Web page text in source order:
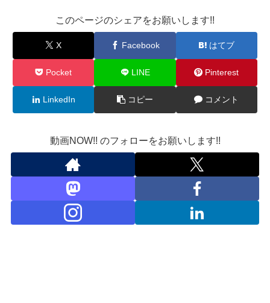
このページのシェアをお願いします!!
X Facebook はてブ
Pocket LINE Pinterest
LinkedIn コピー コメント
動画NOW!! のフォローをお願いします!!